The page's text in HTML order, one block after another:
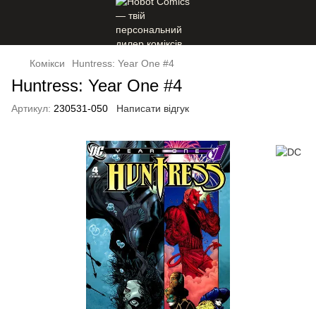
Комікси Huntress: Year One #4
Huntress: Year One #4
Артикул: 230531-050 Написати відгук